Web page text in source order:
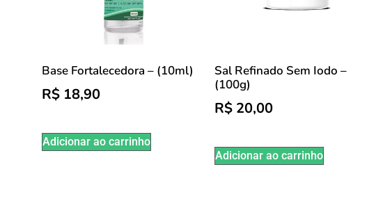
Base Fortalecedora – (10ml)
R$ 18,90
Adicionar ao carrinho
Sal Refinado Sem Iodo –
(100g)
R$20,00
Adicionar ao carrinho